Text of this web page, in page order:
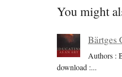
You might
Bärtges
Authors :
download :...